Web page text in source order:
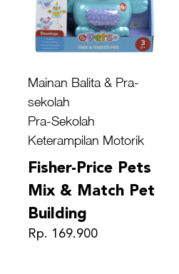
Mainan Balita & Pra-
sekolah
Pra-Sekolah
Keterampilan Motorik
Fisher-Price Pets
Mix & Match Pet
Building
Rp. 169.900